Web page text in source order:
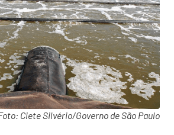
Ciete Silvério/Governo de São Paulo